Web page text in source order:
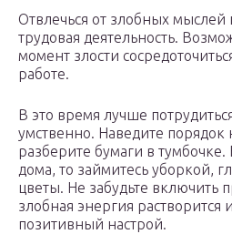
Отвлечься от злобных
трудовая деятельность.
момент злости
работе.
В это время лучше
умственно. Наведите порядок
разберите бумаги в тумбочке.
дома, то займитесь уборкой,
цветы. Не забудьте включить
злобная энергия растворится
позитивный настрой.